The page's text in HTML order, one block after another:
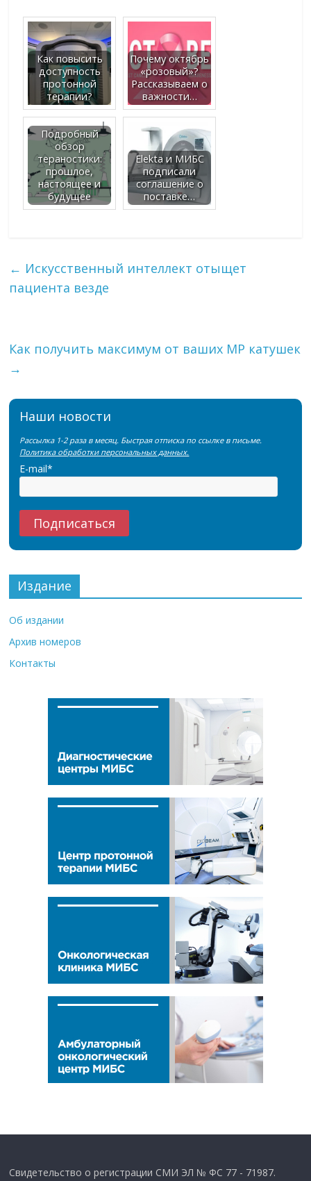
Как повысить
доступность
протонной
терапии?
Почему октябрь
«розовый»?
Рассказываем о
важности…
Подробный
обзор
тераностики:
прошлое,
настоящее и
будущее
Elekta и МИБС
подписали
соглашение о
поставке…
← Искусственный интеллект отыщет
пациента везде
Как получить максимум от ваших МР катушек
→
Наши новости
Рассылка 1-2 раза в месяц. Быстрая отписка по ссылке в письме.
Политика обработки персональных данных.
E-mail*
Издание
Об издании
Архив номеров
Контакты
Свидетельство о регистрации СМИ ЭЛ № ФС 77 - 71987.